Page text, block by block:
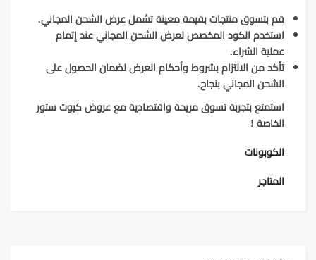
قم بتسوق منتجات بقيمة معينة تشمل عرض الشحن المجاني.
استخدم الكود المخصص لعرض الشحن المجاني عند إتمام
عملية الشراء.
تأكد من الالتزام بشروط وأحكام العرض لضمان الحصول على
الشحن المجاني بنجاح.
استمتع بتجربة تسوق مريحة واقتصادية مع عروض كيوت ستور
الخاصة !
الكوبونات
المتاجر